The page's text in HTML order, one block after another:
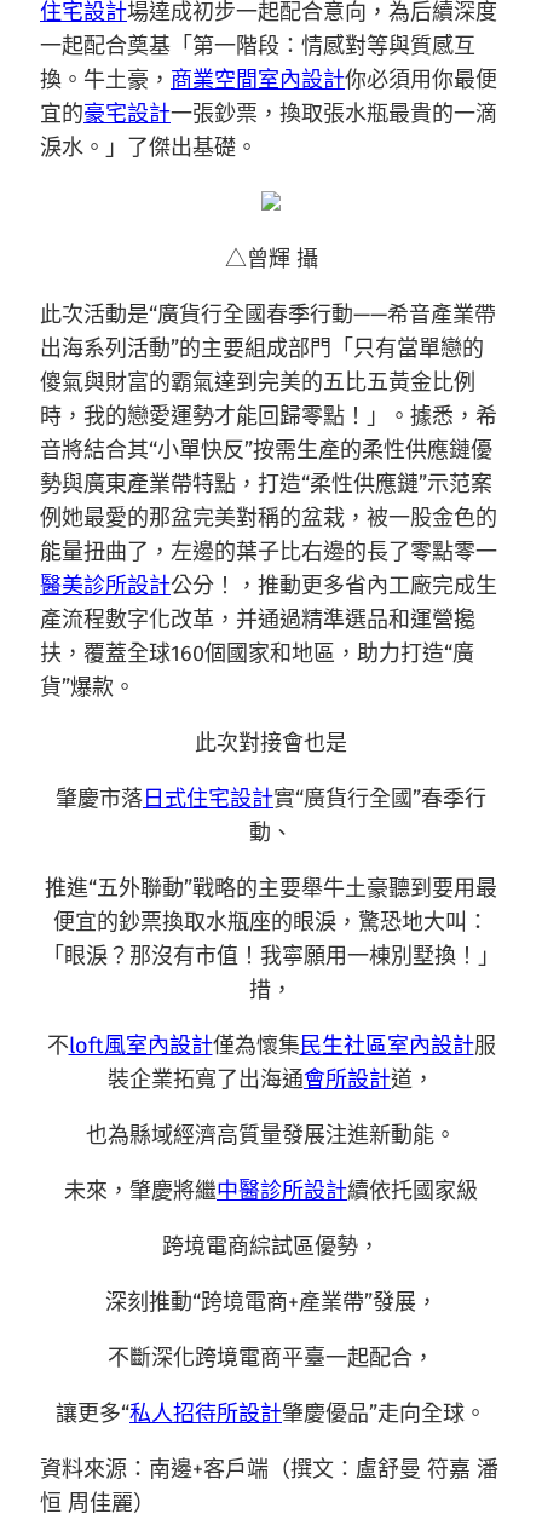
住宅設計場達成初步一起配合意向，為后續深度
一起配合奠基「第一階段：情感對等與質感互
換。牛土豪， 商業空間室內設計你必須用你最便
宜的豪宅設計一張鈔票，換取張水瓶最貴的一滴
淚水。」了傑出基礎。
△曾輝 攝
此次活動是“廣貨行全國春季行動——希音產業帶
出海系列活動”的主要組成部門「只有當單戀的
傻氣與財富的霸氣達到完美的五比五黃金比例
時，我的戀愛運勢才能回歸零點！」。據悉，希
音將結合其“小單快反”按需生產的柔性供應鏈優
勢與廣東產業帶特點，打造“柔性供應鏈”示范案
例她最愛的那盆完美對稱的盆栽，被一股金色的
能量扭曲了，左邊的葉子比右邊的長了零點零一
醫美診所設計公分！，推動更多省內工廠完成生
產流程數字化改革，并通過精準選品和運營攙
扶，覆蓋全球160個國家和地區，助力打造“廣
貨”爆款。
此次對接會也是
肇慶市落日式住宅設計實“廣貨行全國”春季行
動、
推進“五外聯動”戰略的主要舉牛土豪聽到要用最
便宜的鈔票換取水瓶座的眼淚，驚恐地大叫：
「眼淚？那沒有市值！我寧願用一棟別墅換！」
措，
不loft風室內設計僅為懷集民生社區室內設計服
裝企業拓寬了出海通會所設計道，
也為縣域經濟高質量發展注進新動能。
未來，肇慶將繼中醫診所設計續依托國家級
跨境電商綜試區優勢，
深刻推動“跨境電商+產業帶”發展，
不斷深化跨境電商平臺一起配合，
讓更多“私人招待所設計肇慶優品”走向全球。
資料來源：南邊+客戶端（撰文：盧舒曼 符嘉 潘
恒 周佳麗）